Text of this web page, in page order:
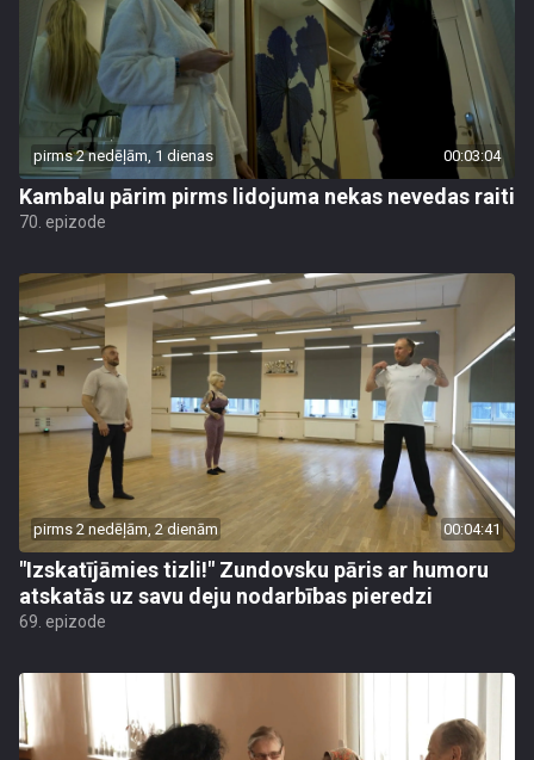
pirms 2 nedēļām, 1 dienas 00:03:04
Kambalu pārim pirms lidojuma nekas nevedas raiti
70. epizode
pirms 2 nedēļām, 2 dienām 00:04:41
"Izskatījāmies tizli!" Zundovsku pāris ar humoru
atskatās uz savu deju nodarbības pieredzi
69. epizode